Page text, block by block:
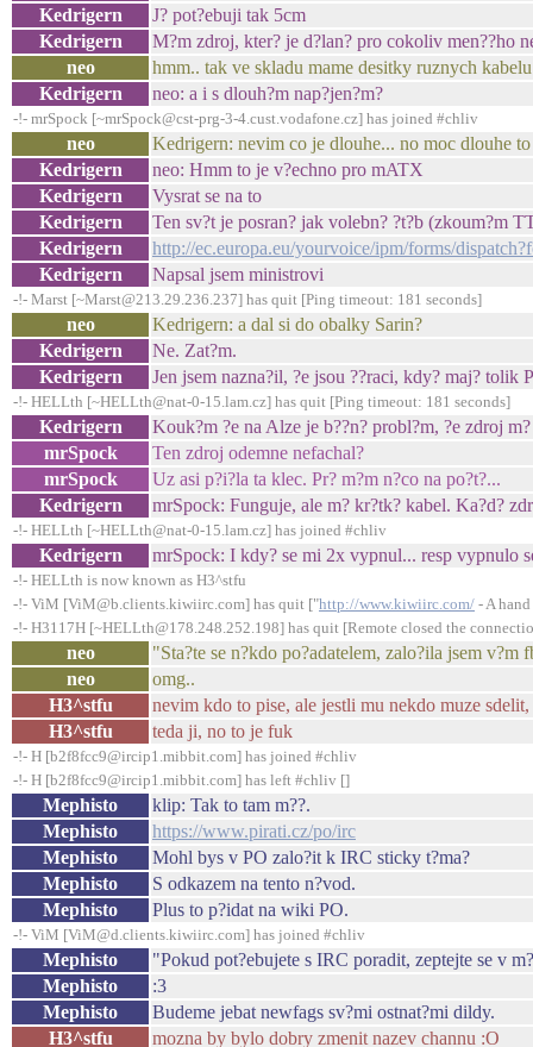
Kedrigern
J? pot?ebuji tak 5cm
Kedrigern
M?m zdroj, kter? je d?lan? pro cokoliv men??ho
neo
hmm.. tak ve skladu mame desitky ruznych
Kedrigern
neo: a i s dlouh?m nap?jen?m?
-!- mrSpock [~mrSpock@cst-prg-3-4.cust.vodafone.cz] has joined #chliv
neo
Kedrigern: nevim co je dlouhe... no moc dlouhe
Kedrigern
neo: Hmm to je v?echno pro mATX
Kedrigern
Vysrat se na to
Kedrigern
Ten sv?t je posran? jak volebn? ?t?b (zkoum?m
Kedrigern
http://ec.europa.eu/yourvoice/ipm/forms/
Kedrigern
Napsal jsem ministrovi
-!- Marst [~Marst@213.29.236.237] has quit [Ping timeout: 181 seconds]
neo
Kedrigern: a dal si do obalky Sarin?
Kedrigern
Ne. Zat?m.
Kedrigern
Jen jsem nazna?il, ?e jsou ??raci, kdy? maj? tolik
-!- HELLth [~HELLth@nat-0-15.lam.cz] has quit [Ping timeout: 181 seconds]
Kedrigern
Kouk?m ?e na Alze je b??n? probl?m, ?e zdroj
mrSpock
Ten zdroj odemne nefachal?
mrSpock
Uz asi p?i?la ta klec. Pr? m?m n?co na po?t?...
Kedrigern
mrSpock: Funguje, ale m? kr?tk? kabel. Ka?d?
-!- HELLth [~HELLth@nat-0-15.lam.cz] has joined #chliv
Kedrigern mrSpock: I kdy? se mi 2x vypnul... resp vypnulo
-!- HELLth is now known as H3^stfu
-!- ViM [ViM@b.clients.kiwiirc.com] has quit ["http://www.kiwiirc.com/ - A
-!- H3117H [~HELLth@178.248.252.198] has quit [Remote closed the
neo
"Sta?te se n?kdo po?adatelem, zalo?ila jsem v?m
neo
omg..
H3^stfu
nevim kdo to pise, ale jestli mu nekdo muze
H3^stfu
teda ji, no to je fuk
-!- H [b2f8fcc9@ircip1.mibbit.com] has joined #chliv
-!- H [b2f8fcc9@ircip1.mibbit.com] has left #chliv []
Mephisto
klip: Tak to tam m??.
Mephisto
https://www.pirati.cz/po/irc
Mephisto
Mohl bys v PO zalo?it k IRC sticky t?ma?
Mephisto
S odkazem na tento n?vod.
Mephisto
Plus to p?idat na wiki PO.
-!- ViM [ViM@d.clients.kiwiirc.com] has joined #chliv
Mephisto
"Pokud pot?ebujete s IRC poradit, zeptejte se v
Mephisto
:3
Mephisto
Budeme jebat newfags sv?mi ostnat?mi dildy.
H3^stfu
mozna by bylo dobry zmenit nazev channu :O